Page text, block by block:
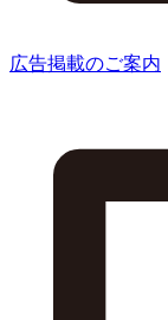
広告掲載のご案内